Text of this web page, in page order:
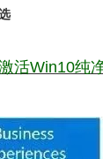
活Win10纯